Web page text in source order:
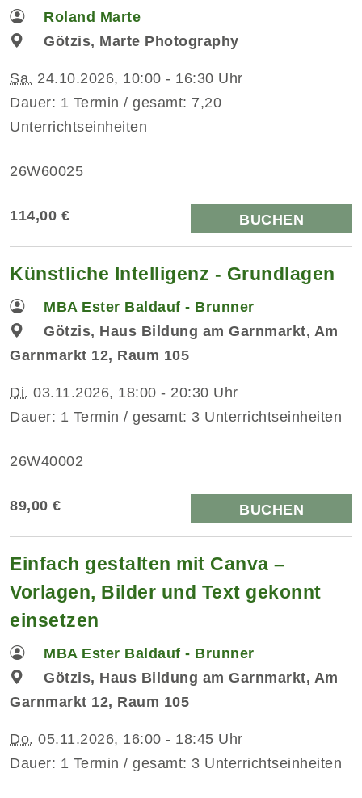
Roland Marte
Götzis, Marte Photography
Sa. 24.10.2026, 10:00 - 16:30 Uhr
Dauer: 1 Termin / gesamt: 7,20
Unterrichtseinheiten
26W60025
114,00 € BUCHEN
Künstliche Intelligenz - Grundlagen
MBA Ester Baldauf - Brunner
Götzis, Haus Bildung am Garnmarkt, Am
Garnmarkt 12, Raum 105
Di. 03.11.2026, 18:00 - 20:30 Uhr
Dauer: 1 Termin / gesamt: 3 Unterrichtseinheiten
26W40002
89,00 € BUCHEN
Einfach gestalten mit Canva –
Vorlagen, Bilder und Text gekonnt
einsetzen
MBA Ester Baldauf - Brunner
Götzis, Haus Bildung am Garnmarkt, Am
Garnmarkt 12, Raum 105
Do. 05.11.2026, 16:00 - 18:45 Uhr
Dauer: 1 Termin / gesamt: 3 Unterrichtseinheiten